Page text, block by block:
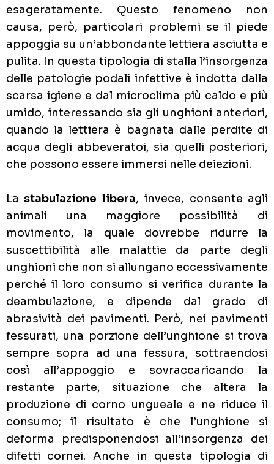
esageratamente. Questo fenomeno non
causa, però, particolari problemi se il piede
appoggia su un’abbondante lettiera asciutta e
pulita. In questa tipologia di stalla l’insorgenza
delle patologie podali infettive è indotta dalla
scarsa igiene e dal microclima più caldo e più
umido, interessando sia gli unghioni anteriori,
quando la lettiera è bagnata dalle perdite di
acqua degli abbeveratoi, sia quelli posteriori,
che possono essere immersi nelle deiezioni.
Lastabulazione libera, invece, consente agli
animali una maggiore possibilità di
movimento, la quale dovrebbe ridurre la
suscettibilità alle malattie da parte degli
unghioni che non si allungano eccessivamente
perché il loro consumo si verifica durante la
deambulazione, e dipende dal grado di
abrasività dei pavimenti. Però, nei pavimenti
fessurati, una porzione dell’unghione si trova
sempre sopra ad una fessura, sottraendosi
così all’appoggio e sovraccaricando la
restante parte, situazione che altera la
produzione di corno ungueale e ne riduce il
consumo; il risultato è che l’unghione si
deforma predisponendosi all’insorgenza dei
difetti cornei. Anche in questa tipologia di